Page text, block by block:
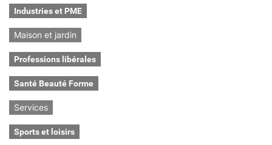
Industries et PME
Maison et jardin
Professions libérales
Santé Beauté Forme
Services
Sports et loisirs